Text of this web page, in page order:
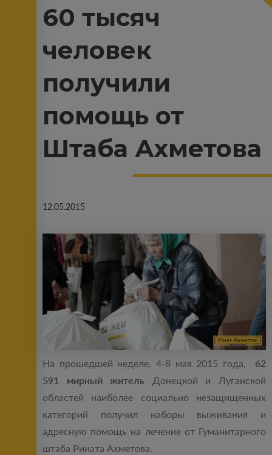
60 тысяч
человек
получили
помощь от
Штаба Ахметова
12.05.2015
На прошедшей неделе, 4-8 мая 2015 года, 62
591
мирный житель Донецкой и Луганской
областей наиболее социально незащищенных
категорий получил наборы выживания и
адресную помощь на лечение от Гуманитарного
штаба Рината Ахметова.